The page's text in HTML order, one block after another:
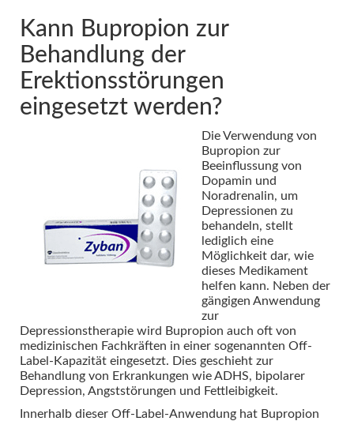
Kann Bupropion zur
Behandlung der
Erektionsstörungen
eingesetzt werden?
Die Verwendung von
Bupropion zur
Beeinflussung von
Dopamin und
Noradrenalin, um
Depressionen zu
behandeln, stellt
lediglich eine
Möglichkeit dar, wie
dieses Medikament
helfen kann. Neben der
gängigen Anwendung
zur
Depressionstherapie wird Bupropion auch oft von
medizinischen Fachkräften in einer sogenannten Off-
Label-Kapazität eingesetzt. Dies geschieht zur
Behandlung von Erkrankungen wie ADHS, bipolarer
Depression, Angststörungen und Fettleibigkeit.
Innerhalb dieser Off-Label-Anwendung hat Bupropion